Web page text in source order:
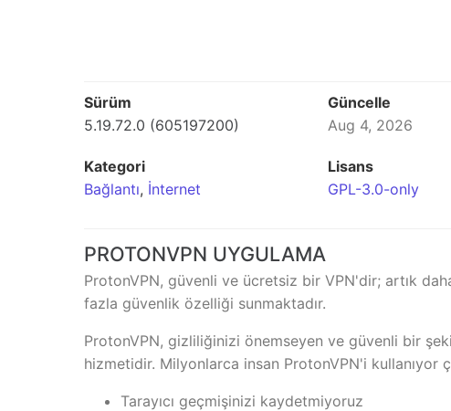
Sürüm
5.19.72.0 (605197200)
Güncelle
Aug 4, 2026
Kategori
Bağlantı, İnternet
Lisans
GPL-3.0-only
PROTONVPN UYGULAMA
ProtonVPN, güvenli ve ücretsiz bir VPN'dir; artık
fazla güvenlik özelliği sunmaktadır.
ProtonVPN, gizliliğinizi önemseyen ve güvenli bir
hizmetidir. Milyonlarca insan ProtonVPN'i kullanıyor
Tarayıcı geçmişinizi kaydetmiyoruz